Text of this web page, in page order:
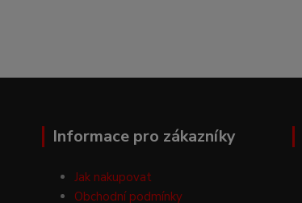
Informace pro zákazníky
Jak nakupovat
Obchodní podmínky